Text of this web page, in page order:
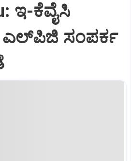
ಇ-ಕೆವೈಸಿ
ಎಲ್‌ಪಿಜಿ ಸಂಪರ್ಕ